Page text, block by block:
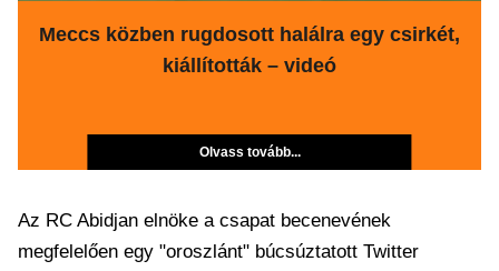
Meccs közben rugdosott halálra egy csirkét,
kiállították – videó
Olvass tovább...
Az RC Abidjan elnöke a csapat becenevének
megfelelően egy "oroszlánt" búcsúztatott Twitter